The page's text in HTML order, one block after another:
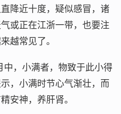
降近十度，疑似感冒，诸
或正在江浙一带，也要注
越常见了。
中，小满者，物致于此小得
，小满时节心气渐壮，而
安神，养肝肾。